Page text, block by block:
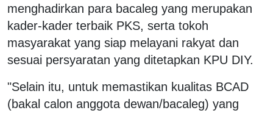
menghadirkan para bacaleg yang merupakan
kader-kader terbaik PKS, serta tokoh
masyarakat yang siap melayani rakyat dan
sesuai persyaratan yang ditetapkan KPU DIY.
"Selain itu, untuk memastikan kualitas BCAD
(bakal calon anggota dewan/bacaleg) yang